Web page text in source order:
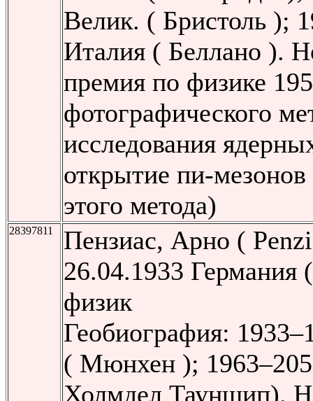
Велик. ( Бристоль );
Италия ( Беллано ).
премия по физике
фотографического
исследования
открытие пи-мезонов
этого метода)
28397811
Пензиас, Арно (
26.04.1933
физик
Геобиография:
( Мюнхен );
Холмдел Тауншип).